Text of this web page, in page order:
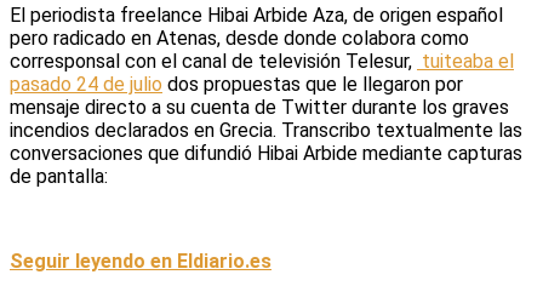
El periodista freelance Hibai Arbide Aza, de origen español
pero radicado en Atenas, desde donde colabora como
corresponsal con el canal de televisión Telesur, tuiteaba el
pasado 24 de julio dos propuestas que le llegaron por
mensaje directo a su cuenta de Twitter durante los graves
incendios declarados en Grecia. Transcribo textualmente las
conversaciones que difundió Hibai Arbide mediante capturas
de pantalla:
Seguir leyendo en Eldiario.es